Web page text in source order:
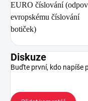
EURO číslování
evropskému číslování
botiček)
Diskuze
Buďte první, kdo napíše